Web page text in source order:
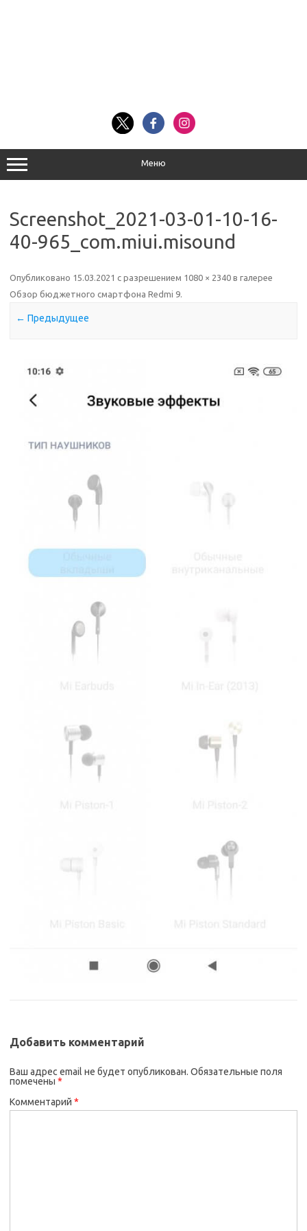
Меню
Screenshot_2021-03-01-10-16-
40-965_com.miui.misound
Опубликовано 15.03.2021 с разрешением 1080 × 2340 в галерее
Обзор бюджетного смартфона Redmi 9.
← Предыдущее
Добавить комментарий
Ваш адрес email не будет опубликован. Обязательные поля
помечены *
Комментарий *